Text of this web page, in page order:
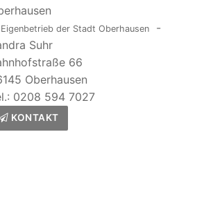
Eigenbetrieb der Stadt Oberhausen
-
Suhr
66
Oberhausen
0208 594 7027
KONTAKT